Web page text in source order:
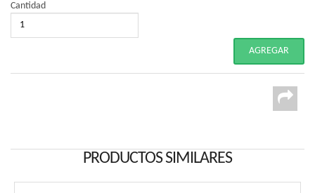
Cantidad
PRODUCTOS SIMILARES